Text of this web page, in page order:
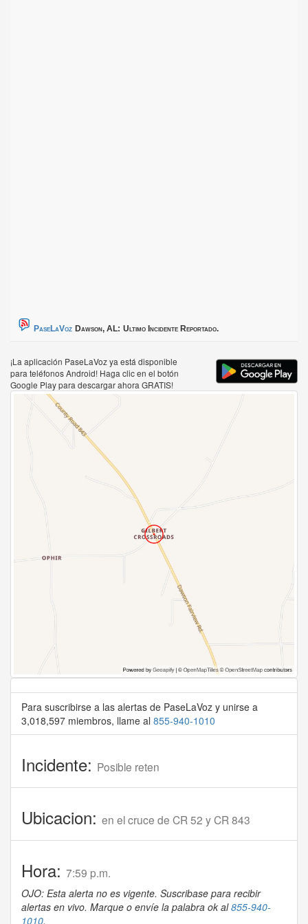
PaseLaVoz Dawson, AL: Ultimo Incidente Reportado.
¡La aplicación PaseLaVoz ya está disponible
para teléfonos Android! Haga clic en el botón
Google Play para descargar ahora GRATIS!
Para suscribirse a las alertas de PaseLaVoz y unirse a
3,018,597 miembros, llame al 855-940-1010
Incidente: Posible reten
Ubicacion: en el cruce de CR 52 y CR 843
Hora: 7:59 p.m.
OJO: Esta alerta no es vigente. Suscribase para recibir
alertas en vivo. Marque o envíe la palabra ok al855-940-
1010.